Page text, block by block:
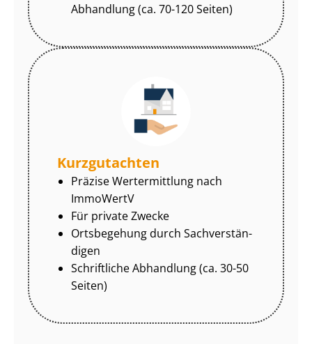
Abhandlung (ca. 70-120 Seiten)
Kurzgutachten
Präzise Wertermittlung nach
ImmoWertV
Für private Zwecke
Ortsbegehung durch Sach­ver­stän­
di­gen
Schriftliche Abhandlung (ca. 30-50
Seiten)